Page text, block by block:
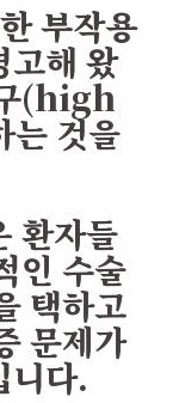
부작용
고해 왔
(high
것을
환자들
인 수술
택하고
문제가
니다.